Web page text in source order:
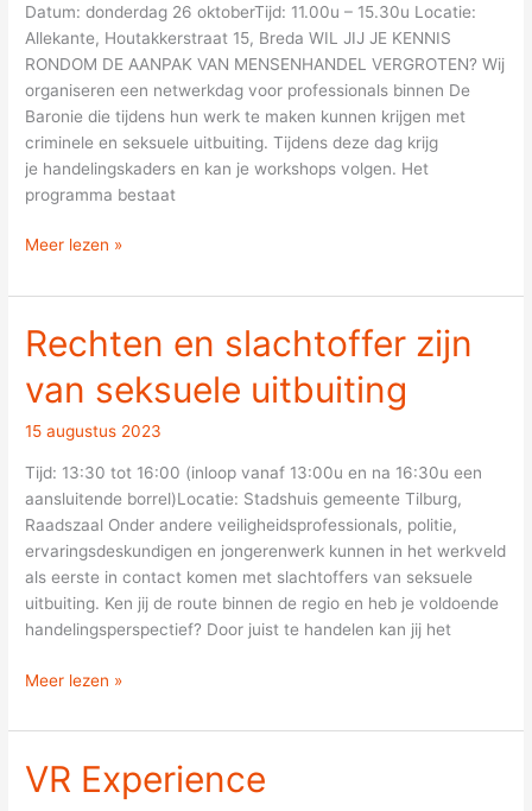
Datum: donderdag 26 oktoberTijd: 11.00u – 15.30u Locatie:
Allekante, Houtakkerstraat 15, Breda WIL JIJ JE KENNIS
RONDOM DE AANPAK VAN MENSENHANDEL VERGROTEN? Wij
organiseren een netwerkdag voor professionals binnen De
Baronie die tijdens hun werk te maken kunnen krijgen met
criminele en seksuele uitbuiting. Tijdens deze dag krijg
je handelingskaders en kan je workshops volgen. Het
programma bestaat
Meer lezen »
Rechten en slachtoffer zijn
van seksuele uitbuiting
15 augustus 2023
Tijd: 13:30 tot 16:00 (inloop vanaf 13:00u en na 16:30u een
aansluitende borrel)Locatie: Stadshuis gemeente Tilburg,
Raadszaal Onder andere veiligheidsprofessionals, politie,
ervaringsdeskundigen en jongerenwerk kunnen in het werkveld
als eerste in contact komen met slachtoffers van seksuele
uitbuiting. Ken jij de route binnen de regio en heb je voldoende
handelingsperspectief? Door juist te handelen kan jij het
Rechten
en
slachtoffer
van
seksuele
uitbuiting
Meer lezen »
VR Experience
VR
Experience